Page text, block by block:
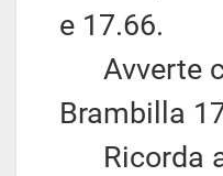
e 17.66.
Avverte
Brambilla
Ricorda